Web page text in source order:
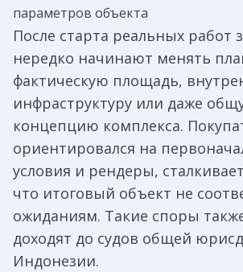
параметров объекта
После старта реальных работ
нередко начинают менять
фактическую площадь,
инфраструктуру или даже
концепцию комплекса.
ориентировался на
условия и рендеры,
что итоговый объект не
ожиданиям. Такие споры
доходят до судов общей
Индонезии.